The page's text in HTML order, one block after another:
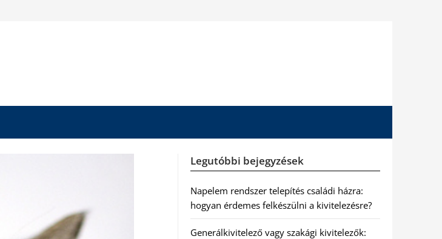
Legutóbbi bejegyzések
Napelem rendszer telepítés családi házra:
hogyan érdemes felkészülni a kivitelezésre?
Generálkivitelező vagy szakági kivitelezők: